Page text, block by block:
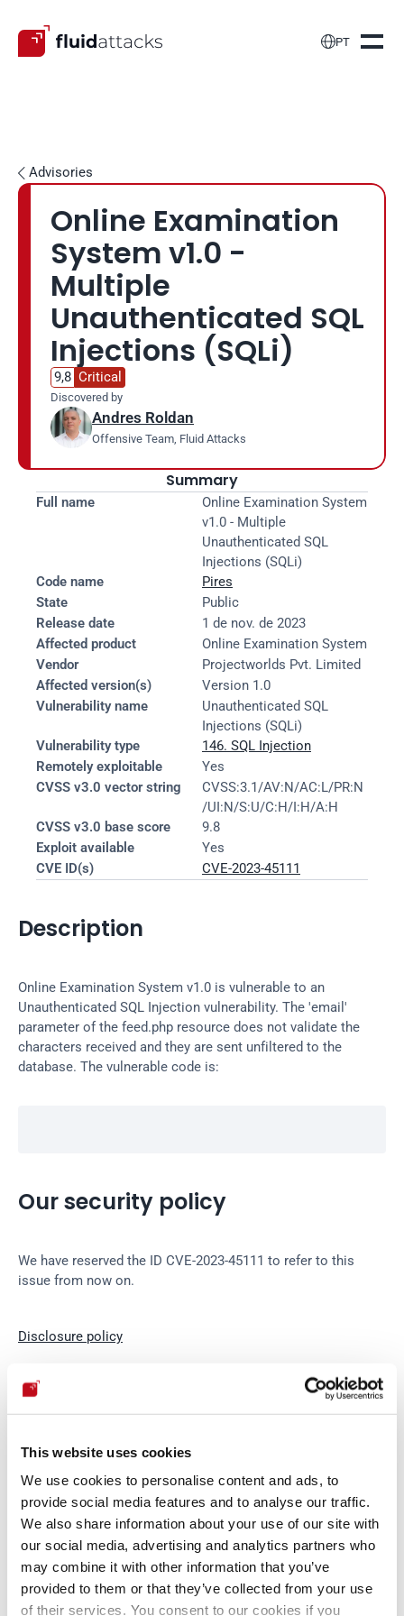
This website uses cookies
We use cookies to personalise content and ads, to
provide social media features and to analyse our traffic.
We also share information about your use of our site with
our social media, advertising and analytics partners who
may combine it with other information that you’ve
provided to them or that they’ve collected from your use
of their services. You consent to our cookies if you
PT
 Advisories
Online Examination
System v1.0 -
Multiple
Unauthenticated SQL
Injections (SQLi)
9,8 Critical
Discovered by
Andres Roldan
Offensive Team, Fluid Attacks
Summary
Full name
Online Examination System
v1.0 - Multiple
Unauthenticated SQL
Injections (SQLi)
Code name
Pires
State
Public
Release date
1 de nov. de 2023
Affected product
Online Examination System
Vendor
Projectworlds Pvt. Limited
Affected version(s)
Version 1.0
Vulnerability name
Unauthenticated SQL
Injections (SQLi)
Vulnerability type
146. SQL Injection
Remotely exploitable
Yes
CVSS v3.0 vector string
CVSS:3.1/AV:N/AC:L/PR:N
/UI:N/S:U/C:H/I:H/A:H
CVSS v3.0 base score
9.8
Exploit available
Yes
CVE ID(s)
CVE-2023-45111
Description
Online Examination System v1.0 is vulnerable to an
Unauthenticated SQL Injection vulnerability. The 'email'
parameter of the feed.php resource does not validate the
characters received and they are sent unfiltered to the
database. The vulnerable code is:
Our security policy
We have reserved the ID CVE-2023-45111 to refer to this
issue from now on.
Disclosure policy
System Information
Version: Online Examination System v1.0
Mitigation
There is currently no patch available for this vulnerability.